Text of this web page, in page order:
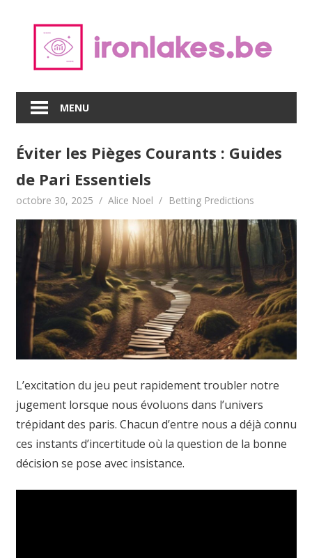
MENU
Éviter les Pièges Courants : Guides
de Pari Essentiels
octobre 30, 2025 Alice Noel Betting Predictions
L’excitation du jeu peut rapidement troubler notre
jugement lorsque nous évoluons dans l’univers
trépidant des paris. Chacun d’entre nous a déjà connu
ces instants d’incertitude où la question de la bonne
décision se pose avec insistance.